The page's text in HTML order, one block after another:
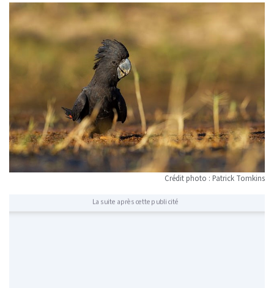
Crédit photo : Patrick Tomkins
La suite après cette publicité